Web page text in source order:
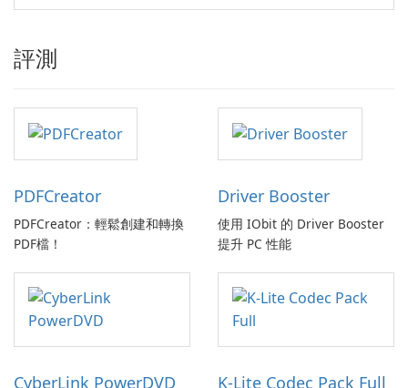
評測
PDFCreator
PDFCreator：輕鬆創建和轉換
PDF檔！
Driver Booster
使用 IObit 的 Driver Booster
提升 PC 性能
CyberLink PowerDVD K-Lite Codec Pack Full